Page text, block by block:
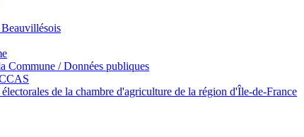
Commune / Données publiques
de la chambre d'agriculture de la région d'Île-de-France